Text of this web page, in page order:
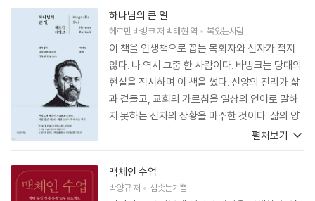
하나님의 큰 일
헤르만 바빙크저 박태현 역 복있는사람
이 책을 인생책으로 꼽는 목회자와 신자가 적지
않다. 나 역시 그중 한 사람이다. 바빙크는 당대의
현실을 직시하며 이 책을 썼다. 신앙의 진리가 삶
과 겉돌고, 교회의 가르침을 일상의 언어로 말하
지 못하는 신자의 상황을 마주한 것이다. 삶의 양
상은 달라졌지만, 오늘날 교회와 신자의 현실도
도 충실한 신앙 교육서로 읽힐 수 있는 이유다.
펼쳐보기
맥체인 수업
박양규저 샘솟는기쁨